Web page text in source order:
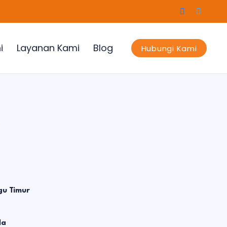
Layanan Kami Blog Hubungi Kami
Timur